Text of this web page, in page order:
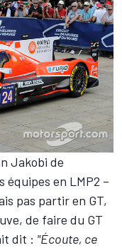
Jakobi de
en LMP2 –
pas partir en GT,
de faire du GT
dit : "Écoute, ce